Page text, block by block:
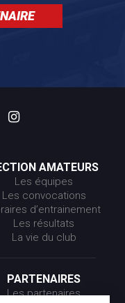
AMATEURS
Les équipes
Les convocations
d’entrainement
Les résultats
La vie du club
PARTENAIRES
Les partenaires